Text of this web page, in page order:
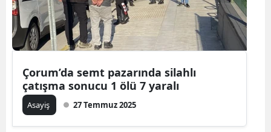
Çorum’da semt pazarında silahlı
çatışma sonucu 1 ölü 7 yaralı
Asayiş 27 Temmuz 2025